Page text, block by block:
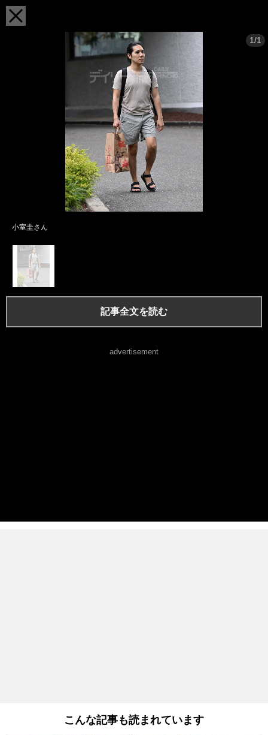
1/1
小室圭さん
記事全文を読む
advertisement
こんな記事も読まれています